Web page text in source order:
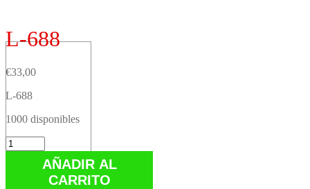
L-688
€33,00
L-688
1000 disponibles
L-
688
AÑADIR AL
CARRITO